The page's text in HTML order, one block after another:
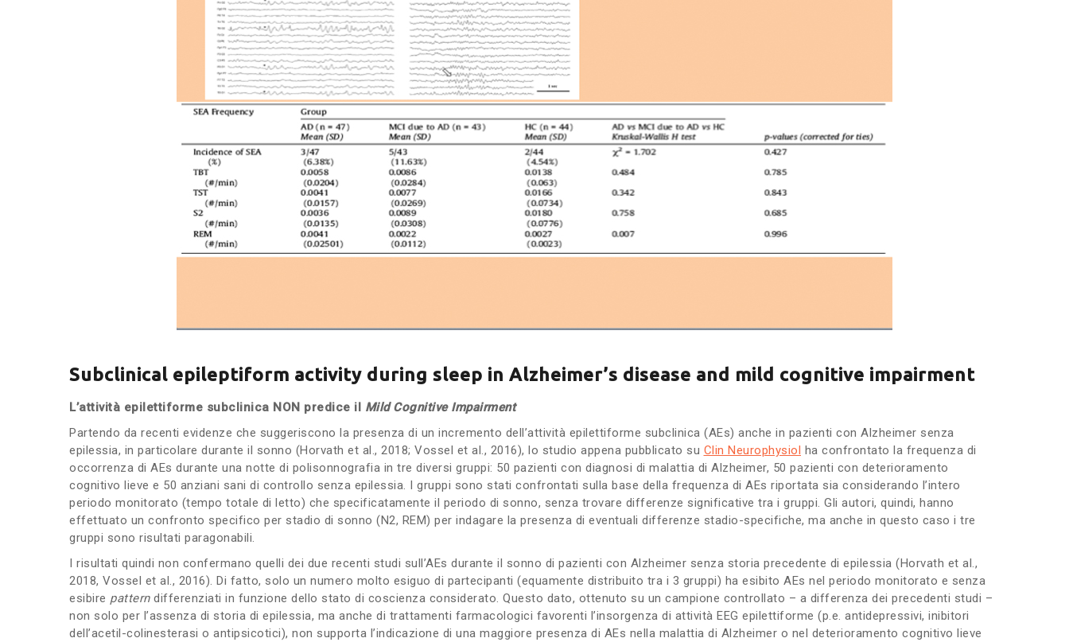
Subclinical epileptiform activity during sleep in Alzheimer’s disease and mild cognitive impairment
L’attività epilettiforme subclinica NON predice il Mild Cognitive Impairment
Partendo da recenti evidenze che suggeriscono la presenza di un incremento dell’attività epilettiforme subclinica (AEs) anche in pazienti con Alzheimer senza
epilessia, in particolare durante il sonno (Horvath et al., 2018; Vossel et al., 2016), lo studio appena pubblicato su Clin Neurophysiol ha confrontato la frequenza di
occorrenza di AEs durante una notte di polisonnografia in tre diversi gruppi: 50 pazienti con diagnosi di malattia di Alzheimer, 50 pazienti con deterioramento
cognitivo lieve e 50 anziani sani di controllo senza epilessia. I gruppi sono stati confrontati sulla base della frequenza di AEs riportata sia considerando l’intero
periodo monitorato (tempo totale di letto) che specificatamente il periodo di sonno, senza trovare differenze significative tra i gruppi. Gli autori, quindi, hanno
effettuato un confronto specifico per stadio di sonno (N2, REM) per indagare la presenza di eventuali differenze stadio-specifiche, ma anche in questo caso i tre
gruppi sono risultati paragonabili.
I risultati quindi non confermano quelli dei due recenti studi sull’AEs durante il sonno di pazienti con Alzheimer senza storia precedente di epilessia (Horvath et al.,
2018, Vossel et al., 2016). Di fatto, solo un numero molto esiguo di partecipanti (equamente distribuito tra i 3 gruppi) ha esibito AEs nel periodo monitorato e senza
esibire patterndifferenziati in funzione dello stato di coscienza considerato. Questo dato, ottenuto su un campione controllato – a differenza dei precedenti studi –
non solo per l’assenza di storia di epilessia, ma anche di trattamenti farmacologici favorenti l’insorgenza di attività EEG epilettiforme (p.e. antidepressivi, inibitori
dell’acetil-colinesterasi o antipsicotici), non supporta l’indicazione di una maggiore presenza di AEs nella malattia di Alzheimer o nel deterioramento cognitivo lieve